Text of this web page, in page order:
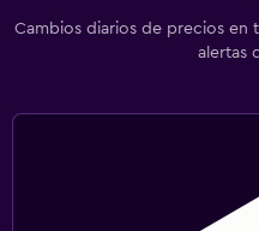
Cambios diarios de precios en
alertas